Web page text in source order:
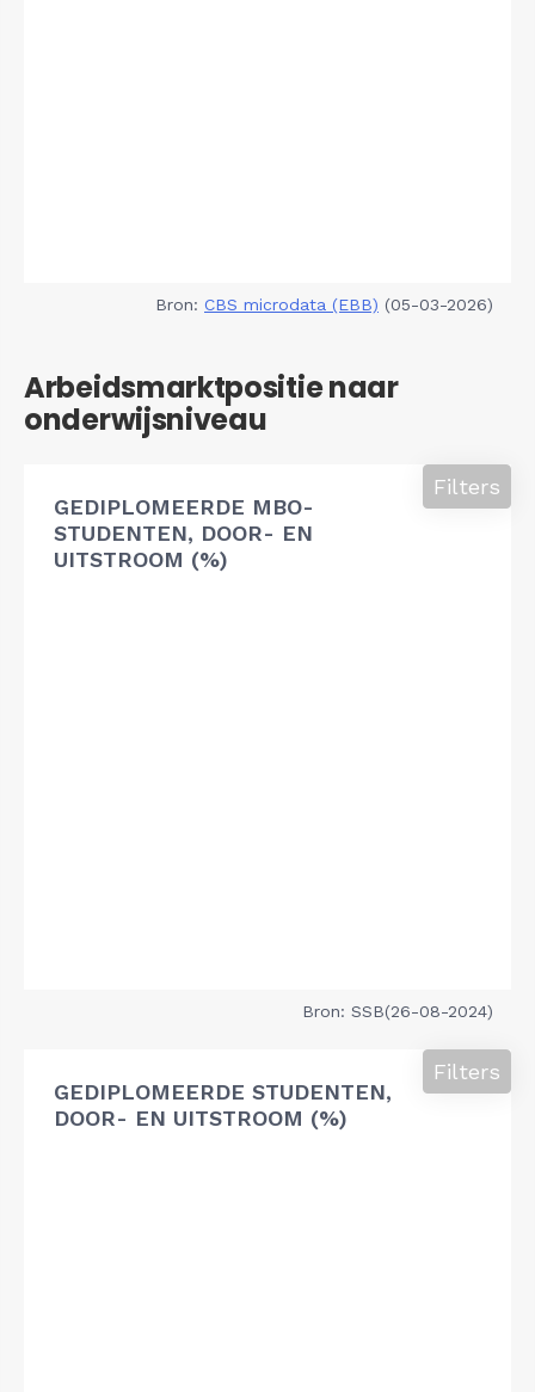
Bron: CBS microdata (EBB) (05-03-2026)
Arbeidsmarktpositie naar
onderwijsniveau
GEDIPLOMEERDE MBO-
STUDENTEN, DOOR- EN
UITSTROOM (%)
Filters
Bron: SSB(26-08-2024)
GEDIPLOMEERDE STUDENTEN,
DOOR- EN UITSTROOM (%)
Filters